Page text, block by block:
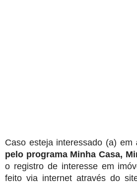
Caso esteja interessado (a) em
pelo programa Minha Casa,
o registro de interesse em
feito via internet através do